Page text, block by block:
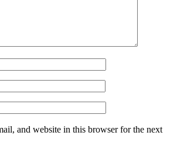
and website in this browser for the next